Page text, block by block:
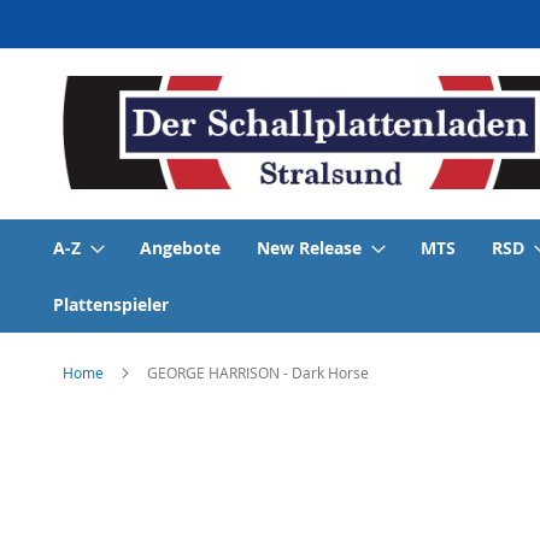
zum
Inhalt
A-Z Angebote New Release MTS RSD
Plattenspieler
Home GEORGE HARRISON - Dark Horse